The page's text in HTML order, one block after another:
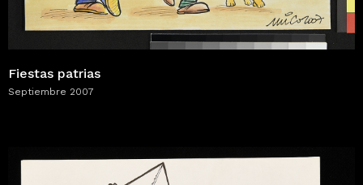
Fiestas patrias
Septiembre 2007